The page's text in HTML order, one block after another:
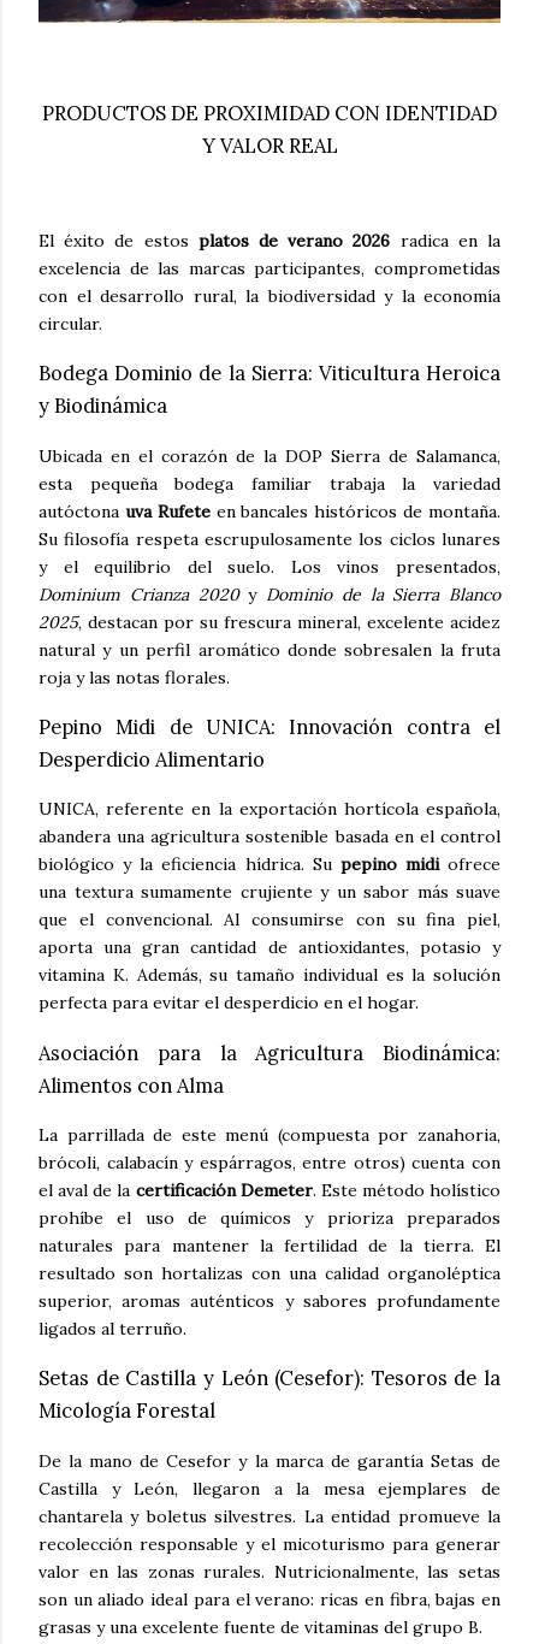
PRODUCTOS DE PROXIMIDAD CON IDENTIDAD
Y VALOR REAL
El éxito de estos platos de verano 2026 radica en la
excelencia de las marcas participantes, comprometidas
con el desarrollo rural, la biodiversidad y la economía
circular.
Bodega Dominio de la Sierra: Viticultura Heroica
y Biodinámica
Ubicada en el corazón de la DOP Sierra de Salamanca,
esta pequeña bodega familiar trabaja la variedad
autóctona uva Rufeteen bancales históricos de montaña.
Su filosofía respeta escrupulosamente los ciclos lunares
y el equilibrio del suelo. Los vinos presentados,
Dominium Crianza 2020y Dominio de la Sierra Blanco
2025, destacan por su frescura mineral, excelente acidez
natural y un perfil aromático donde sobresalen la fruta
roja y las notas florales.
Pepino Midi de UNICA: Innovación contra el
Desperdicio Alimentario
UNICA, referente en la exportación hortícola española,
abandera una agricultura sostenible basada en el control
biológico y la eficiencia hídrica. Su pepino midiofrece
una textura sumamente crujiente y un sabor más suave
que el convencional. Al consumirse con su fina piel,
aporta una gran cantidad de antioxidantes, potasio y
vitamina K. Además, su tamaño individual es la solución
perfecta para evitar el desperdicio en el hogar.
Asociación para la Agricultura Biodinámica:
Alimentos con Alma
La parrillada de este menú (compuesta por zanahoria,
brócoli, calabacín y espárragos, entre otros) cuenta con
el aval de la certificación Demeter. Este método holístico
prohíbe el uso de químicos y prioriza preparados
naturales para mantener la fertilidad de la tierra. El
resultado son hortalizas con una calidad organoléptica
superior, aromas auténticos y sabores profundamente
ligados al terruño.
Setas de Castilla y León (Cesefor): Tesoros de la
Micología Forestal
De la mano de Cesefor y la marca de garantía Setas de
Castilla y León, llegaron a la mesa ejemplares de
chantarela y boletus silvestres. La entidad promueve la
recolección responsable y el micoturismo para generar
valor en las zonas rurales. Nutricionalmente, las setas
son un aliado ideal para el verano: ricas en fibra, bajas en
grasas y una excelente fuente de vitaminas del grupo B.